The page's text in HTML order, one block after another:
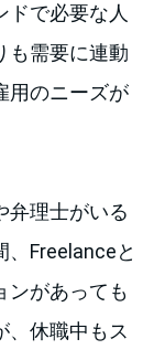
ドで必要な人
も需要に連動
用のニーズが
弁理士がいる
Freelanceと
ンがあっても
、休職中もス